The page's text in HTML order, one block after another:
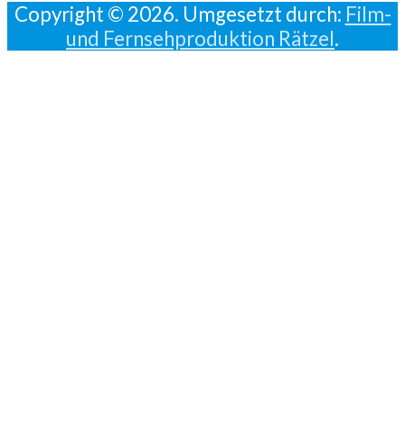
Copyright © 2026. Umgesetzt durch: Film-
und Fernsehproduktion Rätzel.